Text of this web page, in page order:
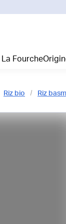
La Fourche
Riz bio Riz